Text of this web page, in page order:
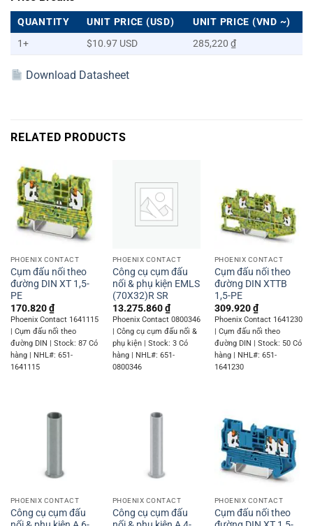
QUANTITY UNIT PRICE (USD)
UNIT PRICE (VND ~)
1+
$10.97 USD 285,220 ₫
Download Datasheet
RELATED PRODUCTS
PHOENIX CONTACT
Cụm đấu nối theo
đường DIN XT 1,5-
PE
170.820₫
Phoenix Contact 1641115
| Cụm đấu nối theo
đường DIN | Stock: 87 Có
hàng | NHL#: 651-
1641115
PHOENIX CONTACT
Công cụ cụm đấu
nối & phụ kiện EMLS
(70X32)R SR
13.275.860₫
Phoenix Contact 0800346
| Công cụ cụm đấu nối &
phụ kiện | Stock: 3 Có
hàng | NHL#: 651-
0800346
PHOENIX CONTACT
Cụm đấu nối theo
đường DIN XTTB
1,5-PE
309.920₫
Phoenix Contact 1641230
| Cụm đấu nối theo
đường DIN | Stock: 50 Có
hàng | NHL#: 651-
1641230
PHOENIX CONTACT
Công cụ cụm đấu
PHOENIX CONTACT
Công cụ cụm đấu
PHOENIX CONTACT
Cụm đấu nối theo